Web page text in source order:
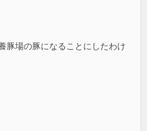
豚場の豚になることにしたわけ